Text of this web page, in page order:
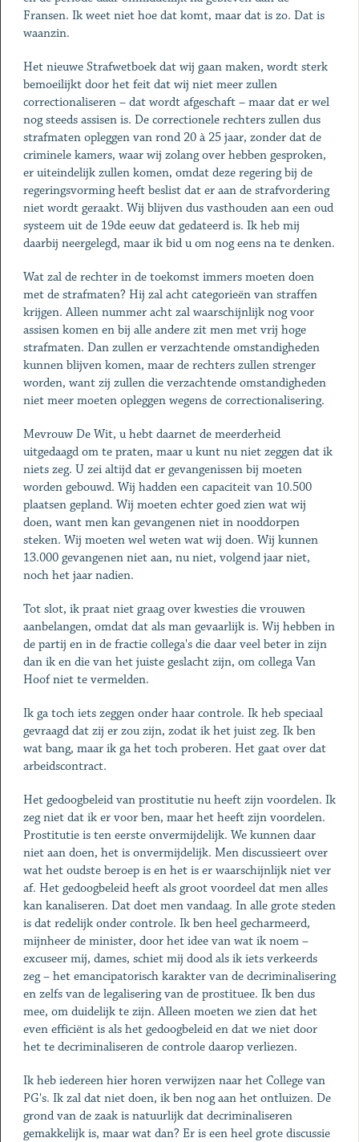
Fransen. Ik weet niet hoe dat komt, maar dat is zo. Dat is
waanzin.
Het nieuwe Strafwetboek dat wij gaan maken, wordt sterk
bemoeilijkt door het feit dat wij niet meer zullen
correctionaliseren – dat wordt afgeschaft – maar dat er wel
nog steeds assisen is. De correctionele rechters zullen dus
strafmaten opleggen van rond 20 à 25 jaar, zonder dat de
criminele kamers, waar wij zolang over hebben gesproken,
er uiteindelijk zullen komen, omdat deze regering bij de
regeringsvorming heeft beslist dat er aan de strafvordering
niet wordt geraakt. Wij blijven dus vasthouden aan een oud
systeem uit de 19de eeuw dat gedateerd is. Ik heb mij
daarbij neergelegd, maar ik bid u om nog eens na te denken.
Wat zal de rechter in de toekomst immers moeten doen
met de strafmaten? Hij zal acht categorieën van straffen
krijgen. Alleen nummer acht zal waarschijnlijk nog voor
assisen komen en bij alle andere zit men met vrij hoge
strafmaten. Dan zullen er verzachtende omstandigheden
kunnen blijven komen, maar de rechters zullen strenger
worden, want zij zullen die verzachtende omstandigheden
niet meer moeten opleggen wegens de correctionalisering.
Mevrouw De Wit, u hebt daarnet de meerderheid
uitgedaagd om te praten, maar u kunt nu niet zeggen dat ik
niets zeg. U zei altijd dat er gevangenissen bij moeten
worden gebouwd. Wij hadden een capaciteit van 10.500
plaatsen gepland. Wij moeten echter goed zien wat wij
doen, want men kan gevangenen niet in nooddorpen
steken. Wij moeten wel weten wat wij doen. Wij kunnen
13.000 gevangenen niet aan, nu niet, volgend jaar niet,
noch het jaar nadien.
Tot slot, ik praat niet graag over kwesties die vrouwen
aanbelangen, omdat dat als man gevaarlijk is. Wij hebben in
de partij en in de fractie collega's die daar veel beter in zijn
dan ik en die van het juiste geslacht zijn, om collega Van
Hoof niet te vermelden.
Ik ga toch iets zeggen onder haar controle. Ik heb speciaal
gevraagd dat zij er zou zijn, zodat ik het juist zeg. Ik ben
wat bang, maar ik ga het toch proberen. Het gaat over dat
arbeidscontract.
Het gedoogbeleid van prostitutie nu heeft zijn voordelen. Ik
zeg niet dat ik er voor ben, maar het heeft zijn voordelen.
Prostitutie is ten eerste onvermijdelijk. We kunnen daar
niet aan doen, het is onvermijdelijk. Men discussieert over
wat het oudste beroep is en het is er waarschijnlijk niet ver
af. Het gedoogbeleid heeft als groot voordeel dat men alles
kan kanaliseren. Dat doet men vandaag. In alle grote steden
is dat redelijk onder controle. Ik ben heel gecharmeerd,
mijnheer de minister, door het idee van wat ik noem –
excuseer mij, dames, schiet mij dood als ik iets verkeerds
zeg – het emancipatorisch karakter van de decriminalisering
en zelfs van de legalisering van de prostituee. Ik ben dus
mee, om duidelijk te zijn. Alleen moeten we zien dat het
even efficiënt is als het gedoogbeleid en dat we niet door
het te decriminaliseren de controle daarop verliezen.
Ik heb iedereen hier horen verwijzen naar het College van
PG's. Ik zal dat niet doen, ik ben nog aan het ontluizen. De
grond van de zaak is natuurlijk dat decriminaliseren
gemakkelijk is, maar wat dan? Er is een heel grote discussie